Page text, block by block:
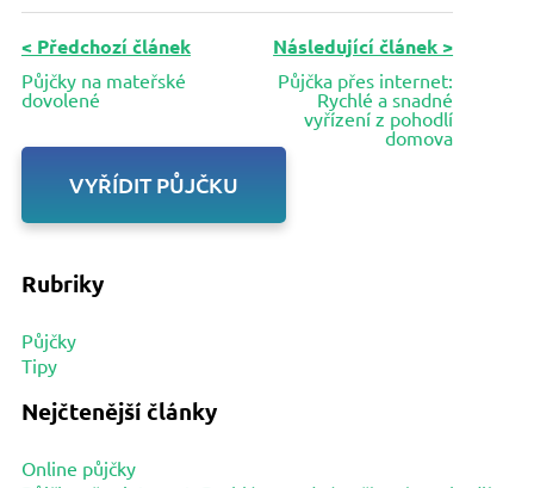
< Předchozí článek
Půjčky na mateřské
dovolené
Následující článek >
Půjčka přes internet:
Rychlé a snadné
vyřízení z pohodlí
domova
VYŘÍDIT PŮJČKU
Rubriky
Půjčky
Tipy
Nejčtenější články
Online půjčky